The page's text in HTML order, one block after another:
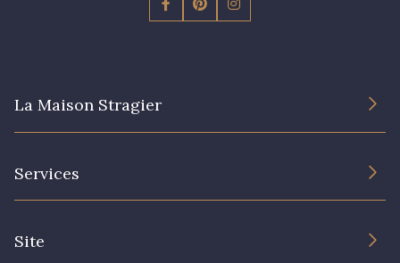
La Maison Stragier
Services
Site